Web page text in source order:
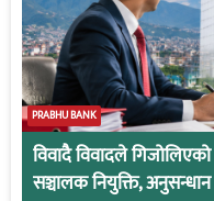
PRABHU BANK
विवादै विवादले
सञ्चालक नियुक्ति,